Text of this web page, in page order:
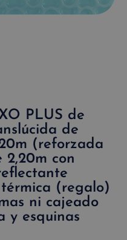
PLUS de
de
(reforzada
2,20m con
(regalo)
ni cajeado
y esquinas